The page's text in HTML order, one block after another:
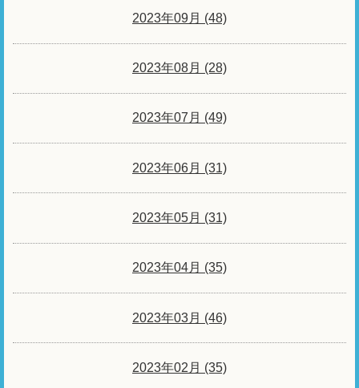
2023年09月 (48)
2023年08月 (28)
2023年07月 (49)
2023年06月 (31)
2023年05月 (31)
2023年04月 (35)
2023年03月 (46)
2023年02月 (35)